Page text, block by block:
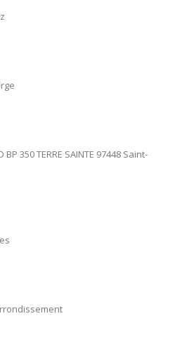
BP 350 TERRE SAINTE 97448 Saint-